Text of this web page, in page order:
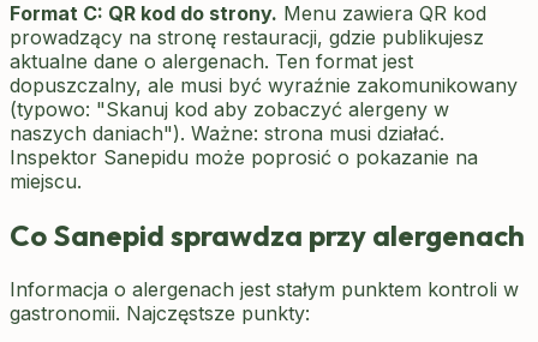
Format C: QR kod do strony. Menu zawiera QR kod
prowadzący na stronę restauracji, gdzie publikujesz
aktualne dane o alergenach. Ten format jest
dopuszczalny, ale musi być wyraźnie zakomunikowany
(typowo: "Skanuj kod aby zobaczyć alergeny w
naszych daniach"). Ważne: strona musi działać.
Inspektor Sanepidu może poprosić o pokazanie na
miejscu.
Co Sanepid sprawdza przy alergenach
Informacja o alergenach jest stałym punktem kontroli w
gastronomii. Najczęstsze punkty: